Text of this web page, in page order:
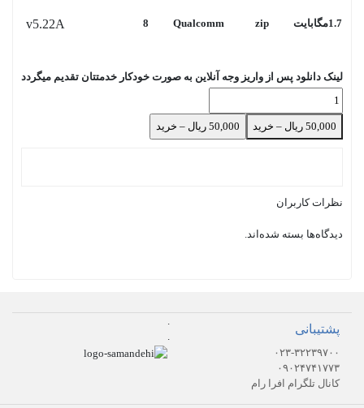
1.7مگابایت zip
Qualcomm
8
v5.22A
لینک دانلود پس از واریز وجه آنلاین به صورت خودکار خدمتتان تقدیم میگردد
50,000 ریال – خرید
نظرات کاربران
دیدگاه‌ها بسته شده‌اند.
پشتیبانی
۰۲۳-۳۲۲۳۹۷۰۰
۰۹۰۲۴۷۴۱۷۷۳
کانال تلگرام افرا رام
.
.